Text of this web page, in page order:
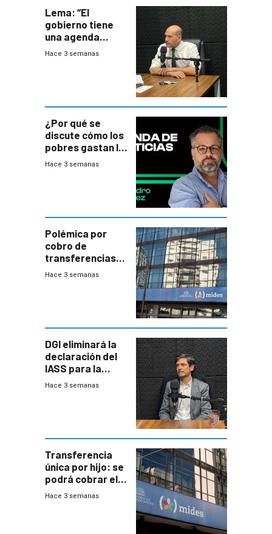
Lema: “El
gobierno tiene
una agenda
destructiva”
Hace 3 semanas
¿Por qué se
discute cómo los
pobres gastan la
plata?
Hace 3 semanas
Polémica por
cobro de
transferencias
del Mides en
Hace 3 semanas
DGI eliminará la
declaración del
IASS para la
mayoría de los
Hace 3 semanas
Transferencia
única por hijo: se
podrá cobrar el
100% en efectivo
Hace 3 semanas